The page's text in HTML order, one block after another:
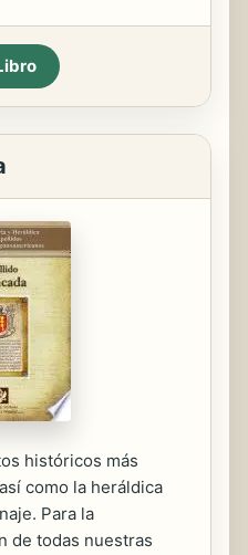
históricos más
como la heráldica
Para la
de todas nuestras